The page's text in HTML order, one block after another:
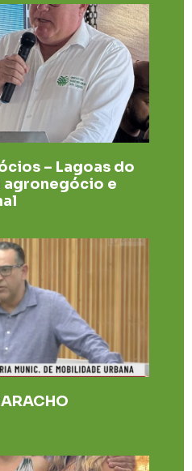
– Lagoas do
agronegócio e